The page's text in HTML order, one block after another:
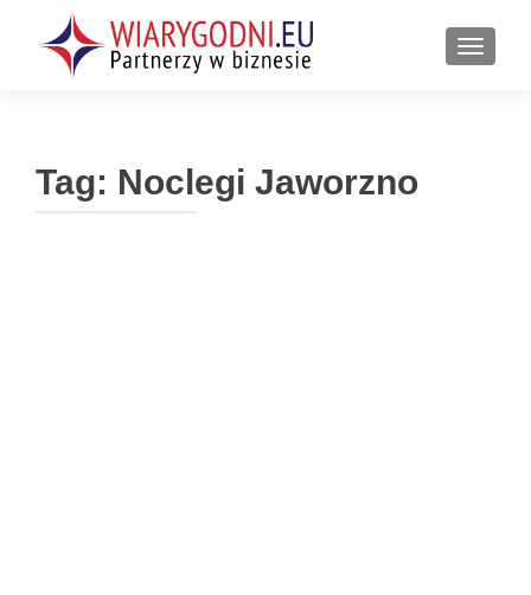
Tag: Noclegi Jaworzno